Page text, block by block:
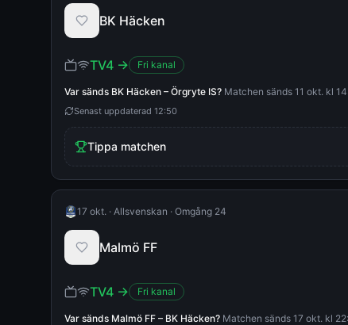
BK Häcken
TV4 → Fri kanal
Var sänds BK Häcken – Örgryte IS? Matchen sänds 11 okt. kl
Senast uppdaterad 12:50
Tippa matchen
17 okt. · Allsvenskan · Omgång 24
Malmö FF
TV4 → Fri kanal
Var sänds Malmö FF – BK Häcken? Matchen sänds 17 okt. kl